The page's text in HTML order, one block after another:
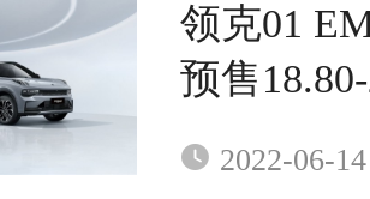
领克01
预售
2022-06-14